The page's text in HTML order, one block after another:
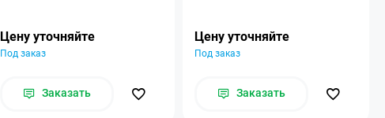
Цену уточняйте
Под заказ
Заказать
Цену уточняйте
Под заказ
Заказать